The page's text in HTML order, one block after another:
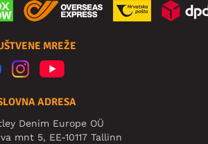
MREŽE
ADRESA
Denim Europe OÜ
mnt 5, EE-10117 Tallinn